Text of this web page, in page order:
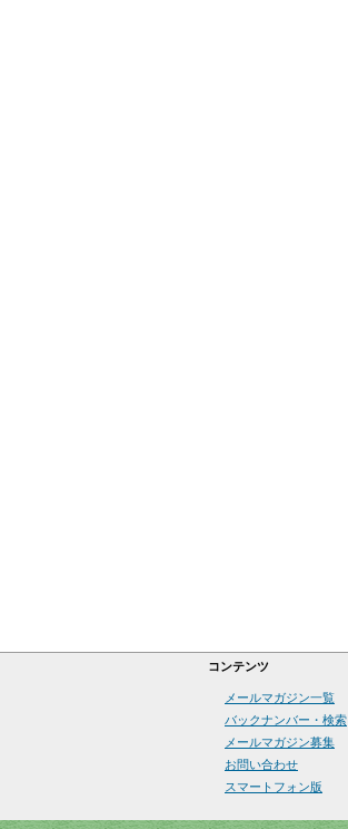
コンテンツ
メールマガジン一覧
バックナンバー・検索
メールマガジン募集
お問い合わせ
スマートフォン版